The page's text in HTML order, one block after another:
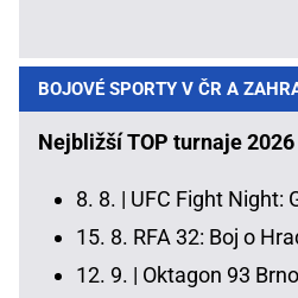
BOJOVÉ SPORTY V ČR A
Nejbližší TOP turnaje 2026
8. 8. | UFC Fight Night:
15. 8. RFA 32: Boj o
12. 9. | Oktagon 93 Brno